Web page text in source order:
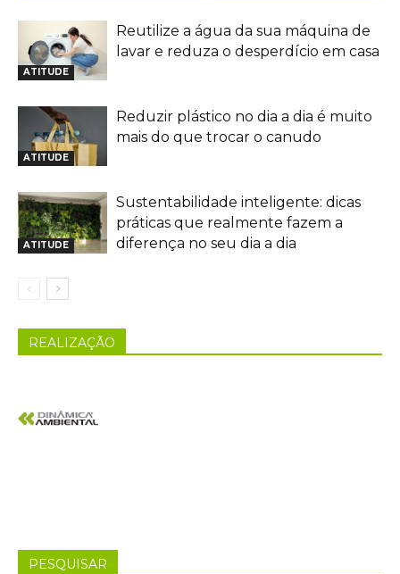
ATITUDE
Reutilize a água da sua máquina de
lavar e reduza o desperdício em casa
ATITUDE
Reduzir plástico no dia a dia é muito
mais do que trocar o canudo
ATITUDE
Sustentabilidade inteligente: dicas
práticas que realmente fazem a
diferença no seu dia a dia
REALIZAÇÃO
PESQUISAR